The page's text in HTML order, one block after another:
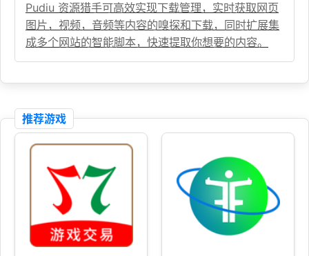
Pudiu 资源猎手可高效实现下载管理，实时获取网页
图片，视频，音频等内容的嗅探和下载，同时扩展集
成多个网站的智能脚本，快速提取你想要的内容。
推荐游戏